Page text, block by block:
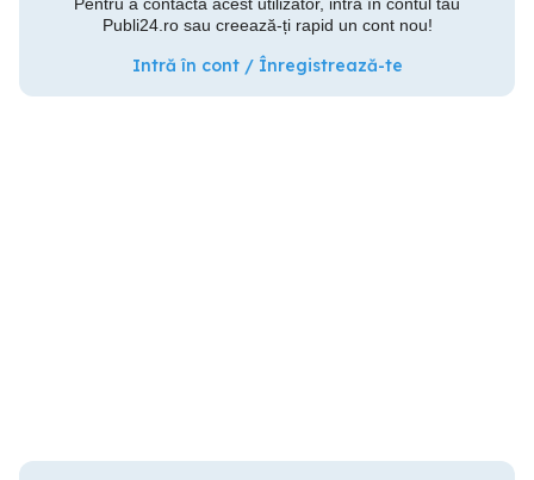
Publi24.ro sau creează-ți rapid un cont nou!
Intră în cont / Înregistrează-te